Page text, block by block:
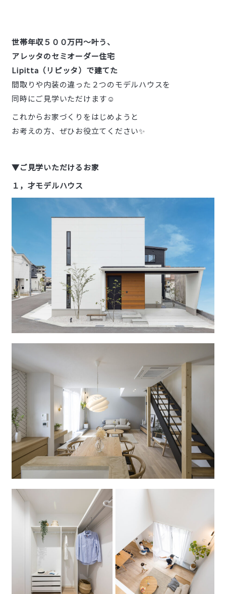
世帯年収５００万円～叶う、
アレッタのセミオーダー住宅
Lipitta（リピッタ）で建てた
間取りや内装の違った２つのモデルハウスを
同時にご見学いただけます☺️
これからお家づくりをはじめようと
お考えの方、ぜひお役立てください✨
▼ご見学いただけるお家
１，才モデルハウス